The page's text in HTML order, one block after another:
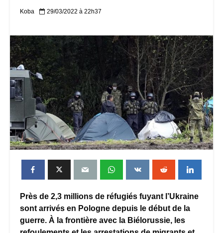
Koba 29/03/2022 à 22h37
Près de 2,3 millions de réfugiés fuyant l’Ukraine
sont arrivés en Pologne depuis le début de la
guerre. À la frontière avec la Biélorussie, les